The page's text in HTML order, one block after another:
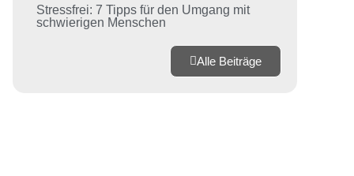
Stressfrei: 7 Tipps für den Umgang mit
schwierigen Menschen
Alle Beiträge